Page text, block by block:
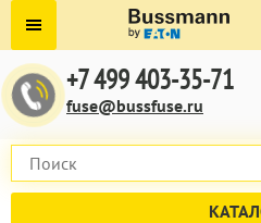
+7 499 403-35-71
fuse@bussfuse.ru